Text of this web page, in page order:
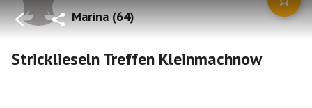
Marina(64)
Stricklieseln Treffen Kleinmachnow